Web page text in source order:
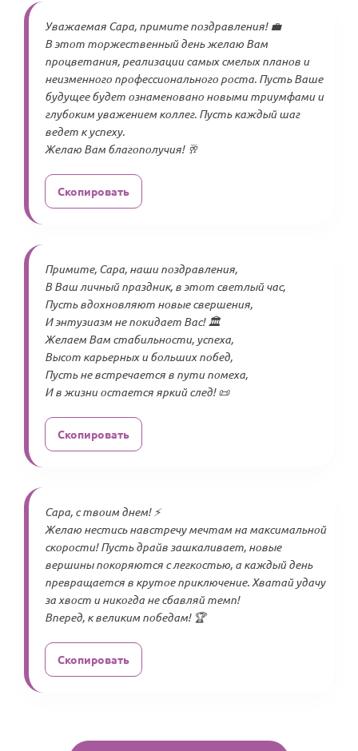
Уважаемая Сара, примите поздравления! 💼
В этот торжественный день желаю Вам
процветания, реализации самых смелых планов и
неизменного профессионального роста. Пусть Ваше
будущее будет ознаменовано новыми триумфами и
глубоким уважением коллег. Пусть каждый шаг
ведет к успеху.
Желаю Вам благополучия! 🥂
Скопировать
Примите, Сара, наши поздравления,
В Ваш личный праздник, в этот светлый час,
Пусть вдохновляют новые свершения,
И энтузиазм не покидает Вас! 🏛️
Желаем Вам стабильности, успеха,
Высот карьерных и больших побед,
Пусть не встречается в пути помеха,
И в жизни остается яркий след! 📜
Скопировать
Сара, с твоим днем! ⚡️
Желаю нестись навстречу мечтам на максимальной
скорости! Пусть драйв зашкаливает, новые
вершины покоряются с легкостью, а каждый день
превращается в крутое приключение. Хватай удачу
за хвост и никогда не сбавляй темп!
Вперед, к великим победам! 🏆
Скопировать